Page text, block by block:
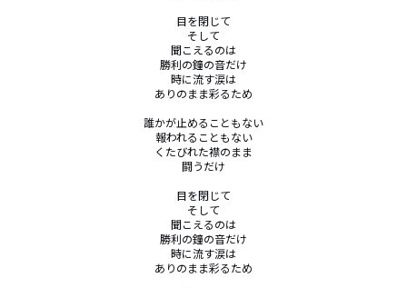
目を閉じて
そして
聞こえるのは
勝利の鐘の音だけ
時に流す涙は
ありのまま彩るため
誰かが止めることもない
報われることもない
くたびれた襟のまま
闘うだけ
目を閉じて
そして
聞こえるのは
勝利の鐘の音だけ
時に流す涙は
ありのまま彩るため